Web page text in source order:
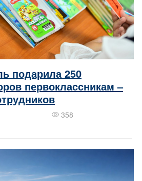
подарила 250
первоклассникам –
358